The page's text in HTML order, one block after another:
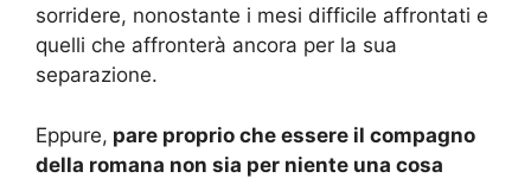
sorridere, nonostante i mesi difficile affrontati e
quelli che affronterà ancora per la sua
separazione.
Eppure, pare proprio che essere il compagno
della romana non sia per niente una cosa